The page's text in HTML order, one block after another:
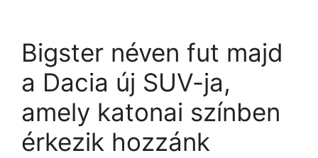
Bigster néven fut majd
a Dacia új SUV-ja,
amely katonai színben
érkezik hozzánk